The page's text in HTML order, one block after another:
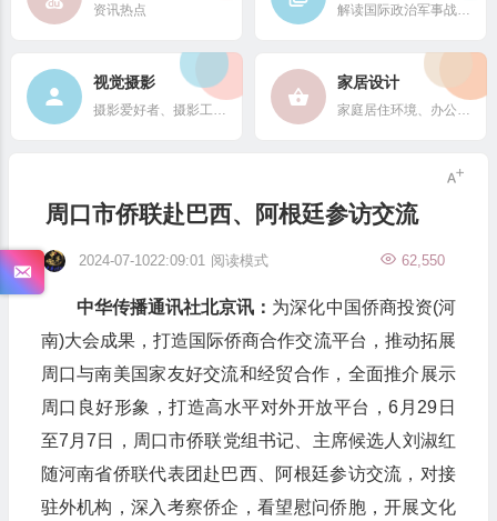
资讯热点 解读国际政治军事战略格局
视觉摄影
摄影爱好者、摄影工作者及摄影行业信息
家居设计
家庭居住环境、办公场所、公共空间陈设风格以设计搭配
周口市侨联赴巴西、阿根廷参访交流
2024-07-1022:09:01 62,550
阅读模式
中华传播通讯社北京讯： 为深化中国侨商投资(河
南)大会成果，打造国际侨商合作交流平台，推动拓展
周口与南美国家友好交流和经贸合作，全面推介展示
周口良好形象，打造高水平对外开放平台，6月29日
至7月7日，周口市侨联党组书记、主席候选人刘淑红
随河南省侨联代表团赴巴西、阿根廷参访交流，对接
驻外机构，深入考察侨企，看望慰问侨胞，开展文化